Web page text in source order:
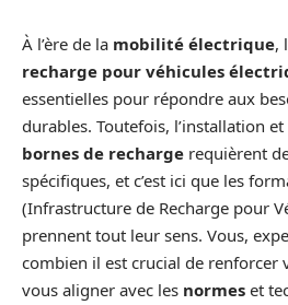
À l’ère de la mobilité électrique,
recharge pour véhicules
essentielles pour répondre aux
durables. Toutefois, l’installation
bornes de recharge requièrent
spécifiques, et c’est ici que les
(Infrastructure de Recharge pour
prennent tout leur sens. Vous,
combien il est crucial de renforcer
vous aligner avec les normes et